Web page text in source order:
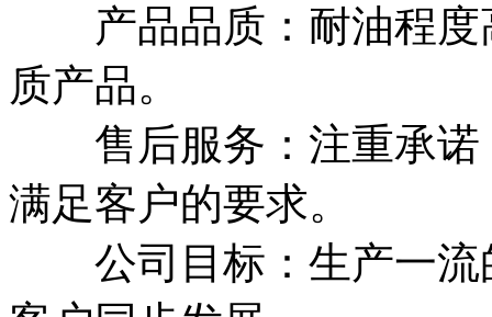
产品品质：耐油程度
质产品。
售后服务：注重承诺
满足客户的要求。
公司目标：生产一流